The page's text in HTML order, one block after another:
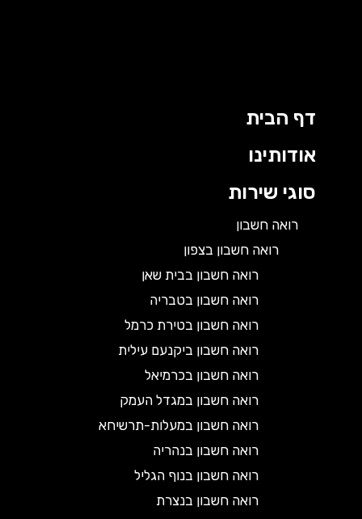
דף הבית
אודותינו
סוגי שירות
רואה חשבון
רואה חשבון בצפון
רואה חשבון בבית שאן
רואה חשבון בטבריה
רואה חשבון בטירת כרמל
רואה חשבון ביקנעם עילית
רואה חשבון בכרמיאל
רואה חשבון במגדל העמק
רואה חשבון במעלות-תרשיחא
רואה חשבון בנהריה
רואה חשבון בנוף הגליל
רואה חשבון בנצרת